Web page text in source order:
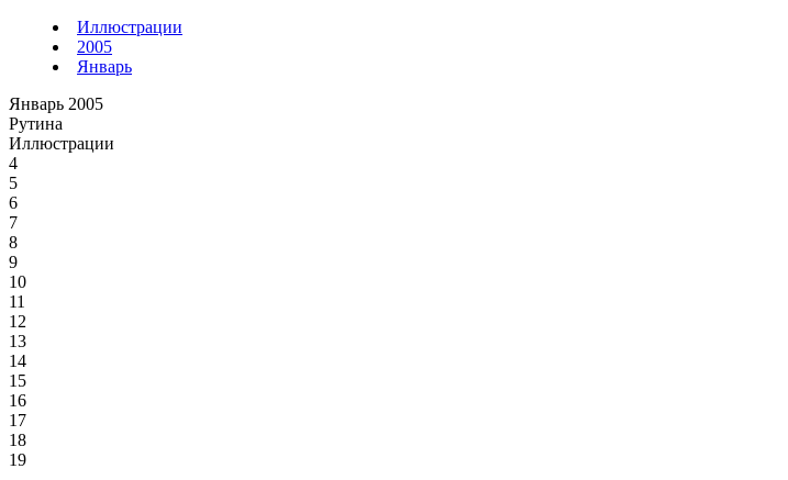
Иллюстрации
2005
Январь
Январь 2005
Рутина
Иллюстрации
4
5
6
7
8
9
10
11
12
13
14
15
16
17
18
19